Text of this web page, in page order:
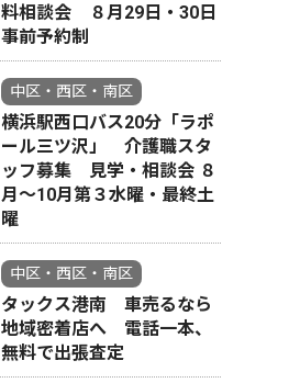
料相談会 ８月29日・30日
事前予約制
中区・西区・南区
横浜駅西口バス20分「ラポ
ール三ツ沢」 介護職スタ
ッフ募集 見学・相談会 ８
月〜10月第３水曜・最終土
曜
中区・西区・南区
タックス港南 車売るなら
地域密着店へ 電話一本、
無料で出張査定